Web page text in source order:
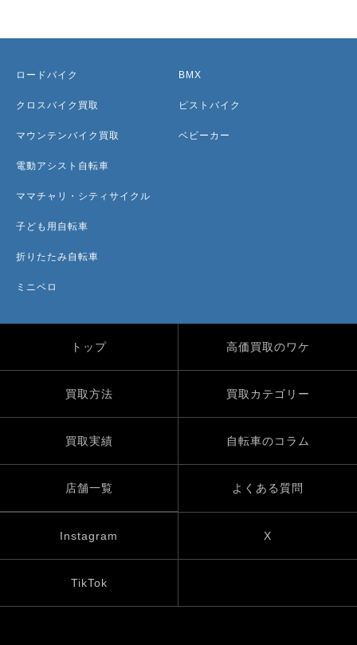
ロードバイク
クロスバイク買取
マウンテンバイク買取
電動アシスト自転車
ママチャリ・シティサイクル
子ども用自転車
折りたたみ自転車
ミニベロ
BMX
ピストバイク
ベビーカー
トップ 高価買取のワケ
買取方法 買取カテゴリー
買取実績 自転車のコラム
店舗一覧 よくある質問
Instagram X
TikTok